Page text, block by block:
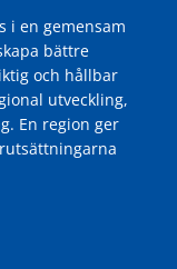
i en gemensam
bättre
och hållbar
utveckling,
En region ger